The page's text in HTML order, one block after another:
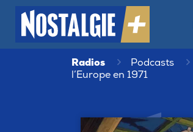
Radios Podcasts
l’Europe en 1971